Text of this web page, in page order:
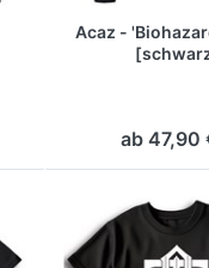
Acaz -
ab 47,90